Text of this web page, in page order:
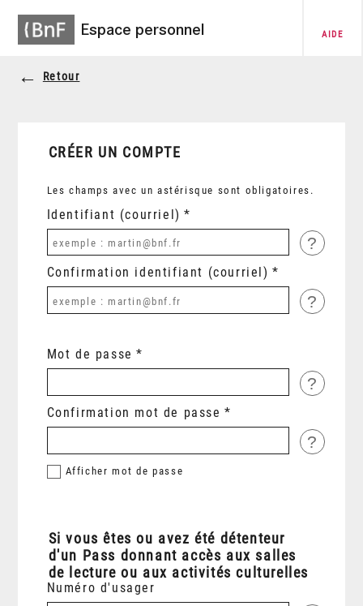
Espace personnel AIDE
Retour
CRÉER UN COMPTE
Les champs avec un astérisque sont obligatoires.
Identifiant (courriel)
?
Confirmation identifiant (courriel)
?
Mot de passe
?
Confirmation mot de passe
?
Afficher mot de passe
Si vous êtes ou avez été détenteur
d'un Pass donnant accès aux salles
de lecture ou aux activités culturelles
Numéro d'usager